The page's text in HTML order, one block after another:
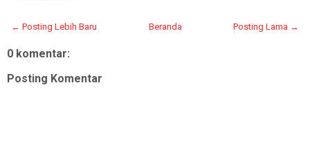
← Posting Lebih Baru Posting Lama →
Beranda
0 komentar:
Posting Komentar